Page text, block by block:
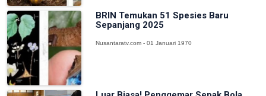
BRIN Temukan 51 Spesies Baru
Sepanjang 2025
Nusantaratv.com - 01 Januari 1970